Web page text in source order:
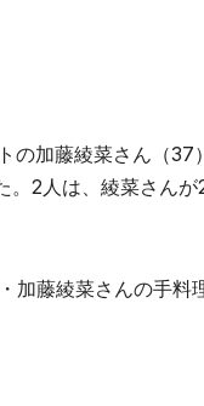
の加藤綾菜さん（
2人は、綾菜さん
加藤綾菜さんの手料